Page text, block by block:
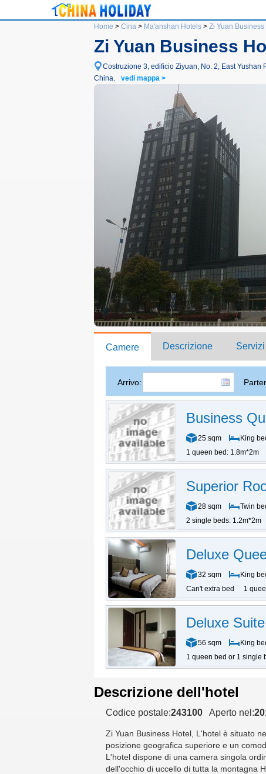
Home > Cina> Ma'anshan Hotels> Zi Yuan Business
Zi Yuan Business
Costruzione 3, edificio Ziyuan, No. 2, East
China.
vedi mappa >
Camere Descrizione Servizi
Arrivo:
Business
25 sqm King
1 queen bed: 1.8m*2m
Superior
28 sqm Twin
2 single beds: 1.2m*2m
Deluxe
32 sqm King
Can't extra bed
1
Deluxe Suite
56 sqm King
1 queen bed or 1 single
Descrizione dell'hotel
Codice postale:243100 Aperto nel:
Zi Yuan Business Hotel, L'hotel è situato
posizione geografica superiore e un
L'hotel dispone di una camera singola
dell'occhio di uccello di tutta la montagna